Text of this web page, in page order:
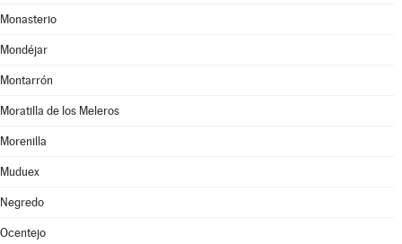
Monasterio
Mondéjar
Montarrón
Moratilla de los Meleros
Morenilla
Muduex
Negredo
Ocentejo